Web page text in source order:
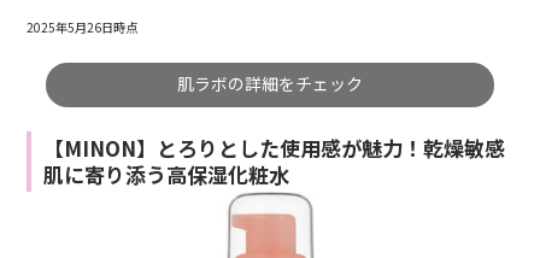
2025年5月26日時点
肌ラボの詳細をチェック
【MINON】とろりとした使用感が魅力！乾燥敏感
肌に寄り添う高保湿化粧水